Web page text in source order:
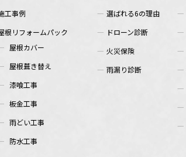
工事例
根リフォームパック
屋根カバー
屋根葺き替え
漆喰工事
板金工事
雨どい工事
防水工事
選ばれる6の理由
ドローン診断
火災保険
雨漏り診断